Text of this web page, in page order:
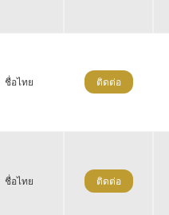
ชื่อไทย ติดต่อ
ชื่อไทย ติดต่อ